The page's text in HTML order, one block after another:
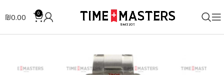
0
₪0.00